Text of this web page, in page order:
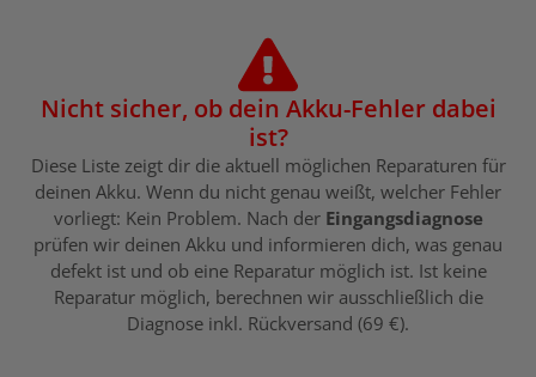
Nicht sicher, ob dein Akku-Fehler dabei
ist?
Diese Liste zeigt dir die aktuell möglichen Reparaturen für
deinen Akku. Wenn du nicht genau weißt, welcher Fehler
vorliegt: Kein Problem. Nach der Eingangsdiagnose
prüfen wir deinen Akku und informieren dich, was genau
defekt ist und ob eine Reparatur möglich ist. Ist keine
Reparatur möglich, berechnen wir ausschließlich die
Diagnose inkl. Rückversand (69 €).